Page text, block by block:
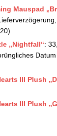
Mauspad
„Nightfall“:
III Plush
III Plush